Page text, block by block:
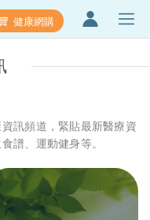
健康網購
訊頻道，緊貼最新醫療資
譜、運動健身等。